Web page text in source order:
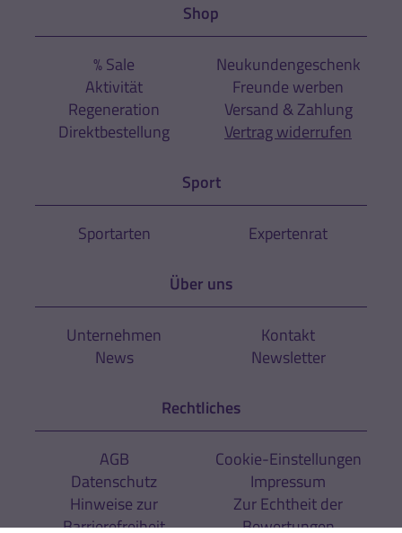
Shop
% Sale
Aktivität
Regeneration
Direktbestellung
Neukundengeschenk
Freunde werben
Versand & Zahlung
Vertrag widerrufen
Sport
Sportarten Expertenrat
Über uns
Unternehmen
News
Kontakt
Newsletter
Rechtliches
AGB
Datenschutz
Hinweise zur
Barrierefreiheit
Cookie-Einstellungen
Impressum
Zur Echtheit der
Bewertungen